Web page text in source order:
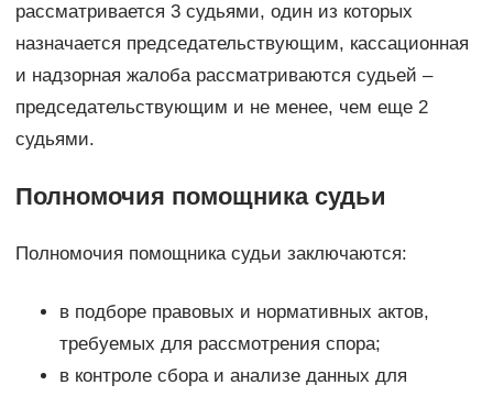
рассматривается 3 судьями, один из которых
назначается председательствующим, кассационная
и надзорная жалоба рассматриваются судьей –
председательствующим и не менее, чем еще 2
судьями.
Полномочия помощника судьи
Полномочия помощника судьи заключаются:
в подборе правовых и нормативных актов,
требуемых для рассмотрения спора;
в контроле сбора и анализе данных для